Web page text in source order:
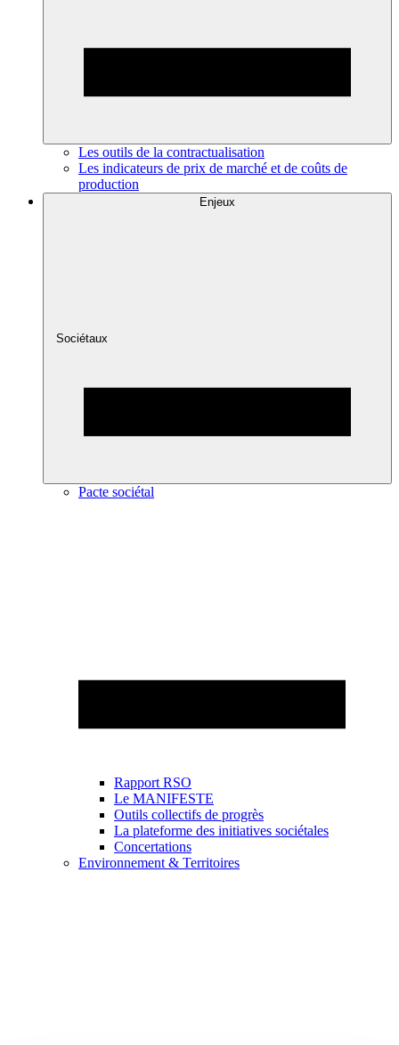
Les outils de la contractualisation
Les indicateurs de prix de marché et de coûts de
production
Enjeux
Sociétaux
Pacte sociétal
Rapport RSO
Le MANIFESTE
Outils collectifs de progrès
La plateforme des initiatives sociétales
Concertations
Environnement & Territoires